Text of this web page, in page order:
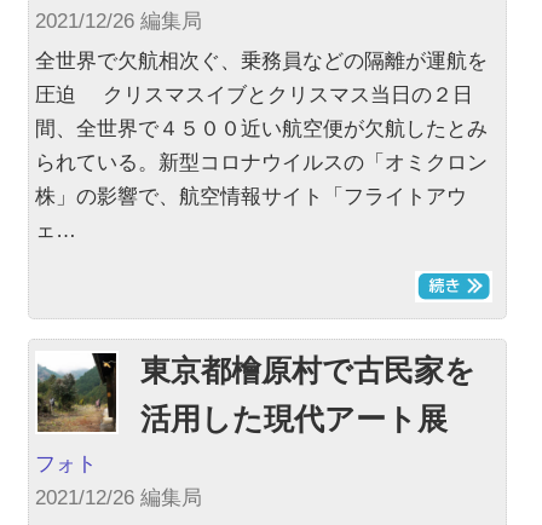
2021/12/26 編集局
全世界で欠航相次ぐ、乗務員などの隔離が運航を
圧迫 クリスマスイブとクリスマス当日の２日
間、全世界で４５００近い航空便が欠航したとみ
られている。新型コロナウイルスの「オミクロン
株」の影響で、航空情報サイト「フライトアウ
ェ…
東京都檜原村で古民家を
活用した現代アート展
フォト
2021/12/26 編集局